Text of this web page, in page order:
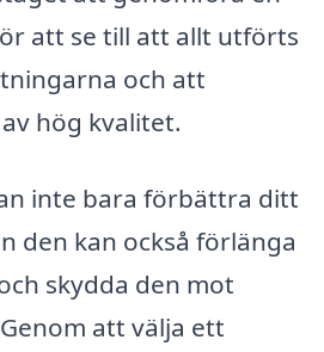
att se till att allt utförts
och att
hög kvalitet.
inte bara förbättra ditt
den kan också förlänga
skydda den mot
att välja ett